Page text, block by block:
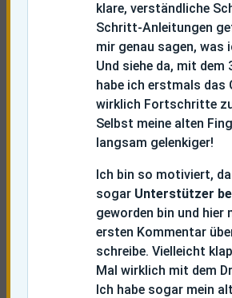
klare, verständliche
Schritt-Anleitungen
mir genau sagen, was
Und siehe da, mit dem
habe ich erstmals das
wirklich Fortschritte
Selbst meine alten
langsam gelenkiger!
Ich bin so motiviert,
sogar Unterstützer
geworden bin und hier
ersten Kommentar
schreibe. Vielleicht
Mal wirklich mit dem
Ich habe sogar mein